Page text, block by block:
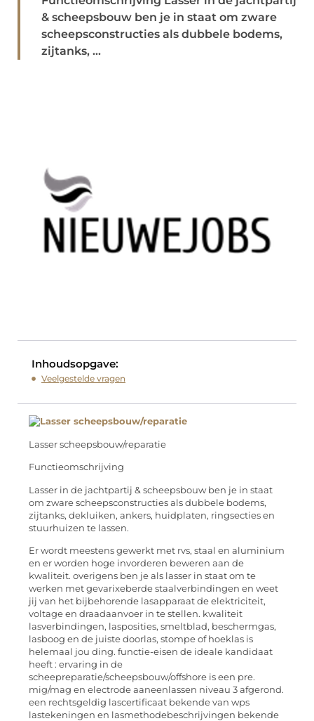
& scheepsbouw ben je in staat om zware
scheepsconstructies als dubbele bodems,
zijtanks, ...
Inhoudsopgave:
Veelgestelde vragen
Lasser scheepsbouw/reparatie
Functieomschrijving
Lasser in de jachtpartij & scheepsbouw ben je in staat
om zware scheepsconstructies als dubbele bodems,
zijtanks, dekluiken, ankers, huidplaten, ringsecties en
stuurhuizen te lassen.
Er wordt meestens gewerkt met rvs, staal en aluminium
en er worden hoge invorderen beweren aan de
kwaliteit. overigens ben je als lasser in staat om te
werken met gevarixeberde staalverbindingen en weet
jij van het bijbehorende lasapparaat de elektriciteit,
voltage en draadaanvoer in te stellen. kwaliteit
lasverbindingen, lasposities, smeltblad, beschermgas,
lasboog en de juiste doorlas, stompe of hoeklas is
helemaal jou ding. functie-eisen de ideale kandidaat
heeft : ervaring in de
scheepreparatie/scheepsbouw/offshore is een pre.
mig/mag en electrode aaneenlassen niveau 3 afgerond.
een rechtsgeldig lascertificaat bekende van wps
lastekeningen en lasmethodebeschrijvingen bekende